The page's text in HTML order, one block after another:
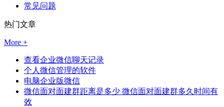
常见问题
热门文章
More +
查看企业微信聊天记录
个人微信管理的软件
电脑企业版微信
微信面对面建群距离是多少 微信面对面建群多久时间有
效